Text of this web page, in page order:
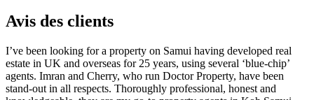
Avis des clients
I’ve been looking for a property on Samui having developed real
estate in UK and overseas for 25 years, using several ‘blue-chip’
agents. Imran and Cherry, who run Doctor Property, have been
stand-out in all respects. Thoroughly professional, honest and